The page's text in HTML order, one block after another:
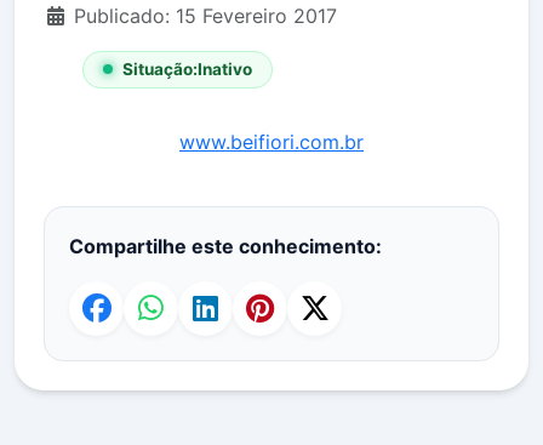
Detalhes
Publicado: 15 Fevereiro 2017
Situação:Inativo
www.beifiori.com.br
Compartilhe este conhecimento: